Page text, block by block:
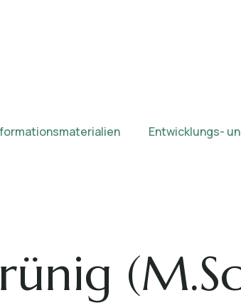
Entwicklungs-